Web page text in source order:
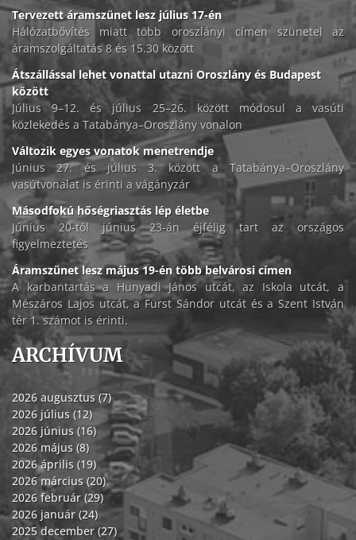
Tervezett áramszünet lesz július 17-én
Hálózatbővítés miatt több oroszlányi címen szünetel az
áramszolgáltatás 8 és 15.30 között
Átszállással lehet vonattal utazni Oroszlány és Budapest
között
Július 9–12. és július 25–26. között módosul a vasúti
közlekedés a Tatabánya–Oroszlány vonalon
Változik egyes vonatok menetrendje
Június 27. és július 3. között a Tatabánya–Oroszlány
vasútvonalat is érinti a vágányzár
Másodfokú hőségriasztás lép életbe
Június 20-tól június 23-án éjfélig tart az országos
figyelmeztetés
Áramszünet lesz május 19-én több belvárosi címen
A karbantartás a Hunyadi János utcát, az Iskola utcát, a
Mészáros Lajos utcát, a Fürst Sándor utcát és a Szent István
tér 1. számot is érinti.
ARCHÍVUM
2026 augusztus (7)
2026 július (12)
2026 június (16)
2026 május (8)
2026 április (19)
2026 március (20)
2026 február (29)
2026 január (24)
2025 december (27)